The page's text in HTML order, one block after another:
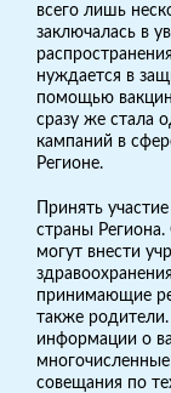
всего лишь
заключалась в
нуждается в
помощью
сразу же стала
кампаний в
Регионе.
Принять
страны
могут внести
принимающие
также
информации о
совещания по